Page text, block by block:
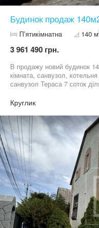
Будинок продаж
П’ятикімнатна 140 м
3 961 490 грн.
В продажу новий будинок
кімната, санвузол,
санвузол Тераса 7 соток
Круглик